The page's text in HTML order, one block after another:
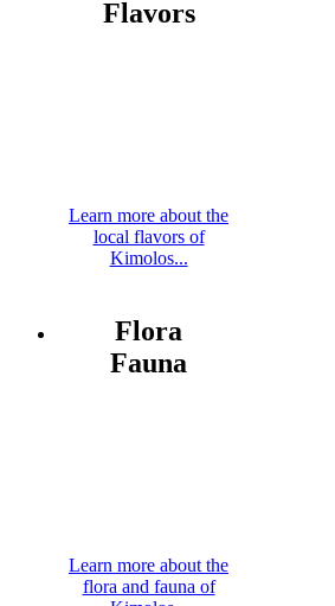
Flavors
Learn more about the
local flavors of
Kimolos...
Flora
Fauna
Learn more about the
flora and fauna of